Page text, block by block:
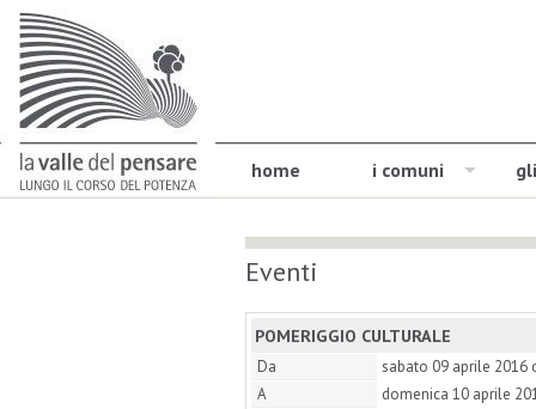
home i comuni
Eventi
POMERIGGIO CULTURALE
Da
sabato 09 aprile 2016
A
domenica 10 aprile